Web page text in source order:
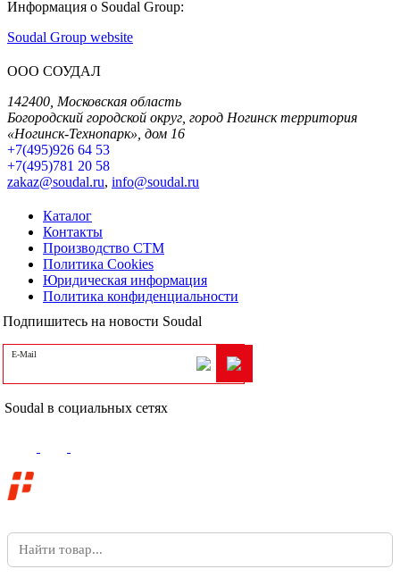
Информация о Soudal Group:
Soudal Group website
ООО СОУДАЛ
142400, Московская область
Богородский городской округ, город Ногинск территория
«Ногинск-Технопарк», дом 16
+7(495)926 64 53
+7(495)781 20 58
zakaz@soudal.ru, info@soudal.ru
Каталог
Контакты
Производство СТМ
Политика Cookies
Юридическая информация
Политика конфиденциальности
Подпишитесь на новости Soudal
E-Mail
Soudal в социальных сетях